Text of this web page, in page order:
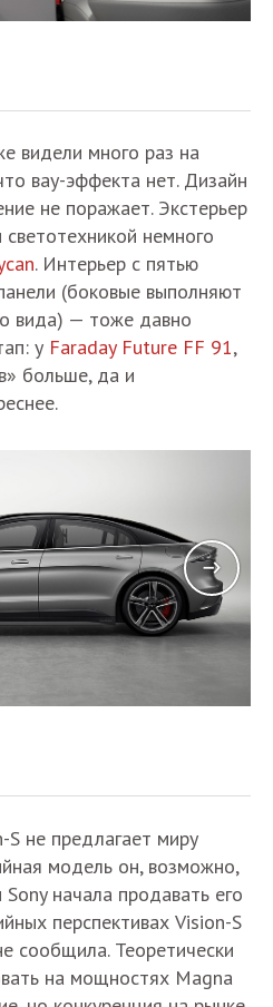
видели много раз на
вау-эффекта нет. Дизайн
не поражает. Экстерьер
немного
. Интерьер с пятью
(боковые выполняют
вида) — тоже давно
у Faraday Future FF 91,
больше, да и
S не предлагает миру
модель он, возможно,
начала продавать его
перспективах Vision-S
сообщила. Теоретически
на мощностях Magna